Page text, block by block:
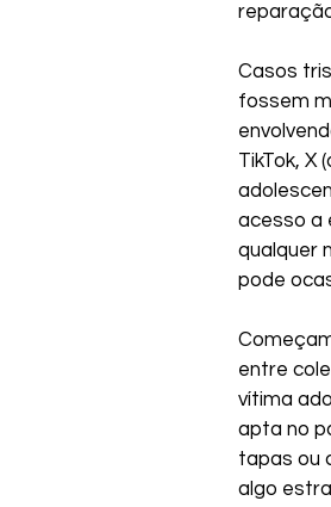
Casos
fossem
TikTok, X
acesso a
qualquer
pode
entre
vítima
apta no
tapas ou
algo